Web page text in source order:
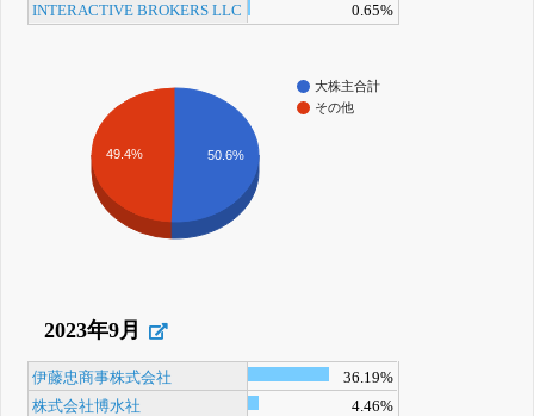
INTERACTIVE BROKERS LLC
0.65%
大株主合計
その他
49.4% 50.6%
2023年9月
伊藤忠商事株式会社
36.19%
株式会社博水社
4.46%